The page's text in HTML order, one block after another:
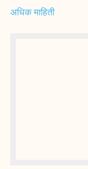
अधिक माहिती